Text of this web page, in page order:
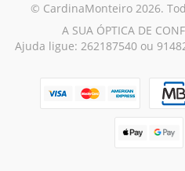
© CardinaMonteiro 2026.
A SUA ÓPTICA DE
Ajuda ligue: 262187540 ou